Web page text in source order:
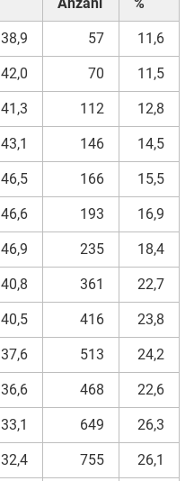
38,9 57 11,6
42,0 70 11,5
41,3 112 12,8
43,1 146 14,5
46,5 166 15,5
46,6 193 16,9
46,9 235 18,4
40,8 361 22,7
40,5 416 23,8
37,6 513 24,2
36,6 468 22,6
33,1 649 26,3
32,4 755 26,1